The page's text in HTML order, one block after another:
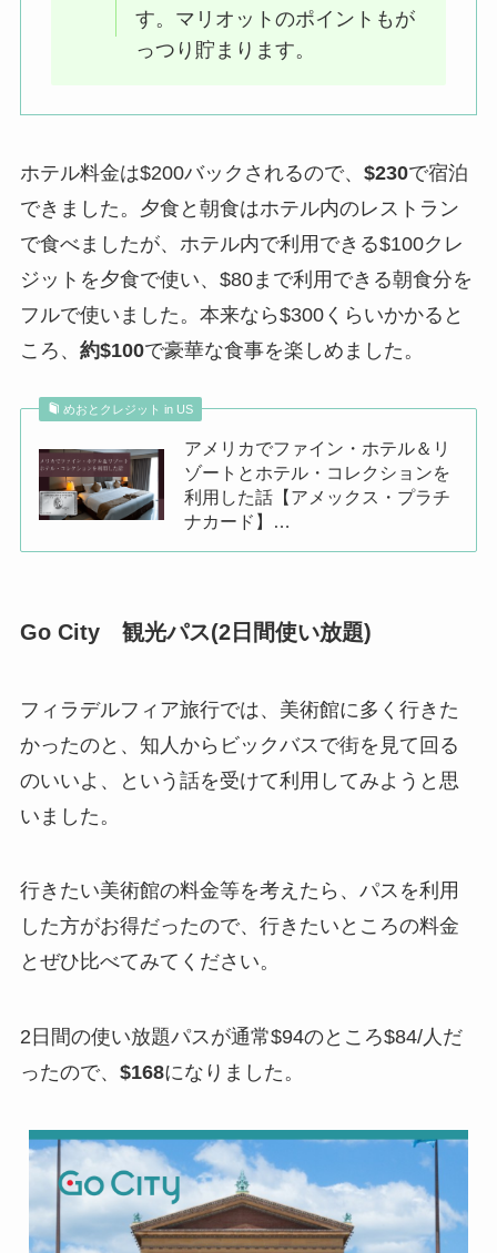
す。マリオットのポイントもが
っつり貯まります。
ホテル料金は$200バックされるので、 $230で宿泊
できました。夕食と朝食はホテル内のレストラン
で食べましたが、ホテル内で利用できる$100クレ
ジットを夕食で使い、$80まで利用できる朝食分を
フルで使いました。本来なら$300くらいかかると
ころ、 約$100で豪華な食事を楽しめました。
めおとクレジット in US
アメリカでファイン・ホテル＆リ
ゾートとホテル・コレクションを
利用した話【アメックス・プラチ
ナカード】…
Go City 観光パス(2日間使い放題)
フィラデルフィア旅行では、美術館に多く行きた
かったのと、知人からビックバスで街を見て回る
のいいよ、という話を受けて利用してみようと思
いました。
行きたい美術館の料金等を考えたら、パスを利用
した方がお得だったので、行きたいところの料金
とぜひ比べてみてください。
2日間の使い放題パスが通常$94のところ$84/人だ
ったので、 $168になりました。